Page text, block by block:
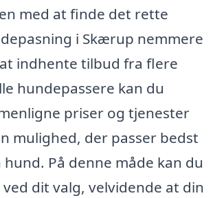
med at finde det rette
i Skærup nemmere
indhente tilbud fra flere
hundepassere kan du
priser og tjenester
mulighed, der passer bedst
På denne måde kan du
dit valg, velvidende at din